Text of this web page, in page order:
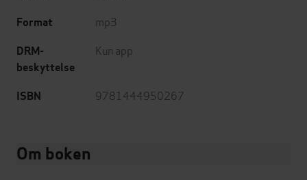
Format mp3
DRM-
beskyttelse
Kun app
ISBN 9781444950267
Om boken